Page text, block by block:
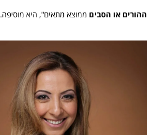
או הסבים ממוצא מתאים", היא מוסיפה.